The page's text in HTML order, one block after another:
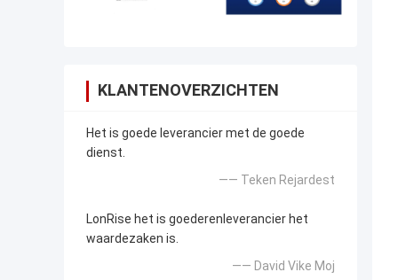
KLANTENOVERZICHTEN
Het is goede leverancier met de goede
dienst.
—— Teken Rejardest
LonRise het is goederenleverancier het
waardezaken is.
—— David Vike Moj